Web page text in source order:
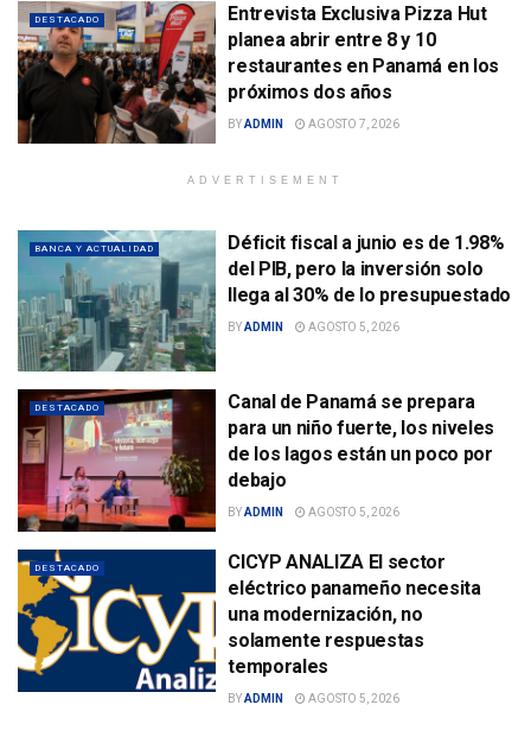
DESTACADO
Entrevista Exclusiva Pizza Hut
planea abrir entre 8 y 10
restaurantes en Panamá en los
próximos dos años
BYADMIN AGOSTO 7, 2026
ADVERTISEMENT
BANCA Y ACTUALIDAD
Déficit fiscal a junio es de 1.98%
del PIB, pero la inversión solo
llega al 30% de lo presupuestado
BYADMIN AGOSTO 5, 2026
DESTACADO
Canal de Panamá se prepara
para un niño fuerte, los niveles
de los lagos están un poco por
debajo
BYADMIN AGOSTO 5, 2026
DESTACADO
CICYP ANALIZA El sector
eléctrico panameño necesita
una modernización, no
solamente respuestas
temporales
BYADMIN AGOSTO 5, 2026